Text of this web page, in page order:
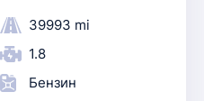
39993 mi
1.8
Бензин